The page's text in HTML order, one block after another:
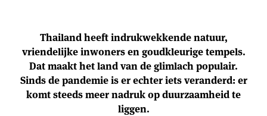
Thailand heeft indrukwekkende natuur,
vriendelijke inwoners en goudkleurige tempels.
Dat maakt het land van de glimlach populair.
Sinds de pandemie is er echter iets veranderd: er
komt steeds meer nadruk op duurzaamheid te
liggen.